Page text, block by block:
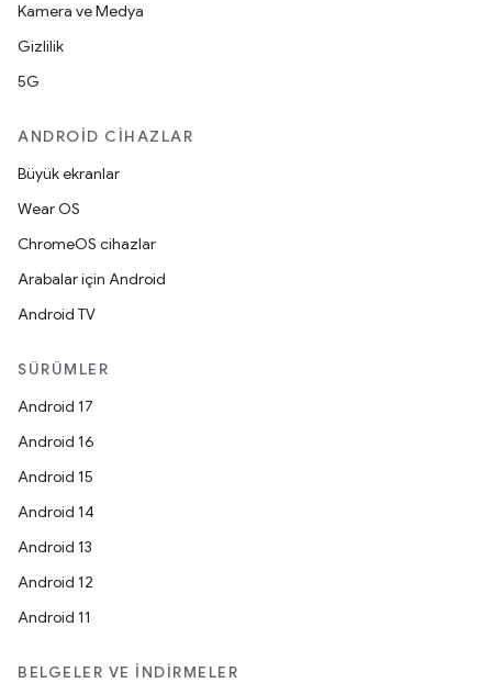
Kamera ve Medya
Gizlilik
5G
ANDROID CIHAZLAR
Büyük ekranlar
Wear OS
ChromeOS cihazlar
Arabalar için Android
Android TV
SÜRÜMLER
Android 17
Android 16
Android 15
Android 14
Android 13
Android 12
Android 11
BELGELER VE İNDIRMELER